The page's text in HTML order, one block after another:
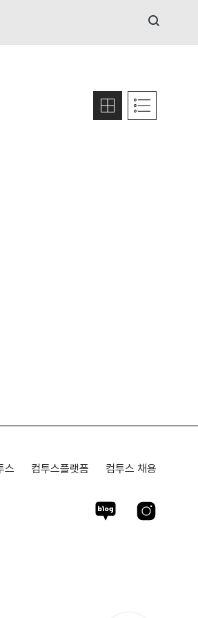
검색
스 컴투스플랫폼 컴투스 채용